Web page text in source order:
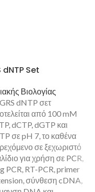
dNTP Set
Βιολογίας
dNTP σετ
από 100 mM
dCTP, dGTP και
σε pH 7, το καθένα
σε ξεχωριστό
για χρήση σε PCR,
PCR, RT-PCR, primer
σύνθεση cDNA,